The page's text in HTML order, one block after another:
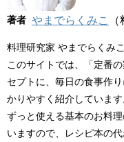
著者 やまでらくみこ
料理研究家 やまでらくみ
このサイトでは、「定番
セプトに、毎日の食事作
かりやすく紹介しています
ずっと使える基本のお料
いますので、レシピ本の